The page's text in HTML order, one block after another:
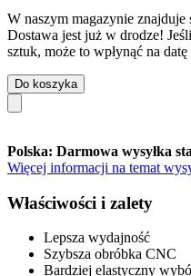
W naszym magazynie
Dostawa jest już w drodze!
sztuk, może to wpłynąć na
Do koszyka
Polska: Darmowa wysyłka
Więcej informacji na temat
Właściwości i zalety
Lepsza wydajność
Szybsza obróbka CNC
Bardziej elastyczny